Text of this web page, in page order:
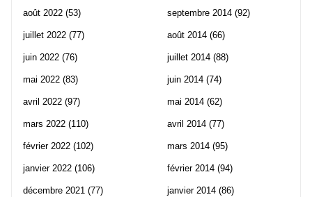
août 2022 (53)
juillet 2022 (77)
juin 2022 (76)
mai 2022 (83)
avril 2022 (97)
mars 2022 (110)
février 2022 (102)
janvier 2022 (106)
décembre 2021 (77)
septembre 2014 (92)
août 2014 (66)
juillet 2014 (88)
juin 2014 (74)
mai 2014 (62)
avril 2014 (77)
mars 2014 (95)
février 2014 (94)
janvier 2014 (86)